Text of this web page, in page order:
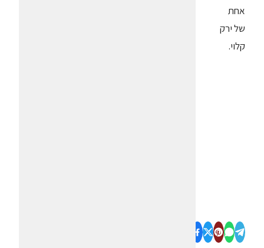
אחת
של ירק
קלוי.